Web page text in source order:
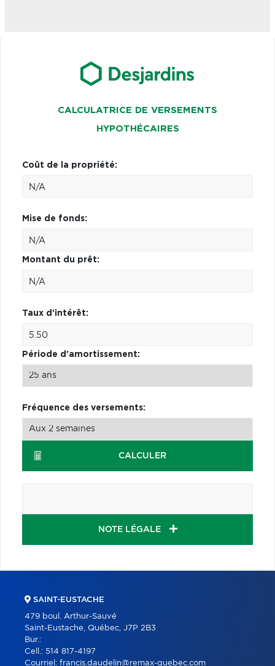
CALCULATRICE DE VERSEMENTS
HYPOTHÉCAIRES
Coût de la propriété:
Mise de fonds:
Montant du prêt:
Taux d'intérêt:
Période d'amortissement:
Fréquence des versements:
CALCULER
NOTE LÉGALE
SAINT-EUSTACHE
479 boul. Arthur-Sauvé
Saint-Eustache, Québec, J7P 2B3
Bur.:
Cell.: 514 817-4197
Courriel: francis.daudelin@remax-quebec.com